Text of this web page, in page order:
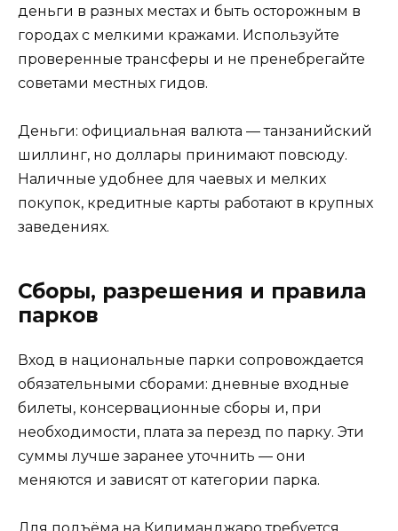
деньги в разных местах и быть осторожным в
городах с мелкими кражами. Используйте
проверенные трансферы и не пренебрегайте
советами местных гидов.
Деньги: официальная валюта — танзанийский
шиллинг, но доллары принимают повсюду.
Наличные удобнее для чаевых и мелких
покупок, кредитные карты работают в крупных
заведениях.
Сборы, разрешения и правила
парков
Вход в национальные парки сопровождается
обязательными сборами: дневные входные
билеты, консервационные сборы и, при
необходимости, плата за перезд по парку. Эти
суммы лучше заранее уточнить — они
меняются и зависят от категории парка.